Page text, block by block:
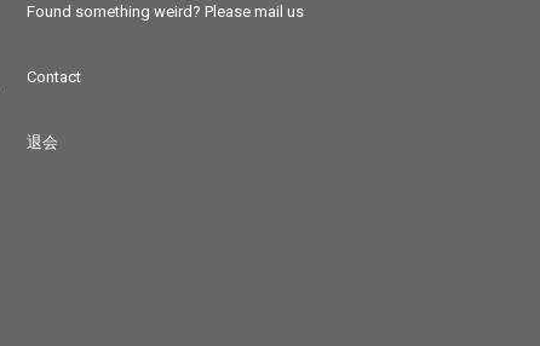
Found something weird? Please mail us
Contact
退会